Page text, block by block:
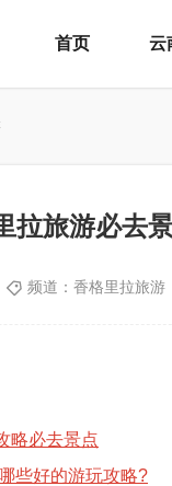
首页 云
拉旅游必去
频道： 香格里拉旅游
略必去景点
些好的游玩攻略?